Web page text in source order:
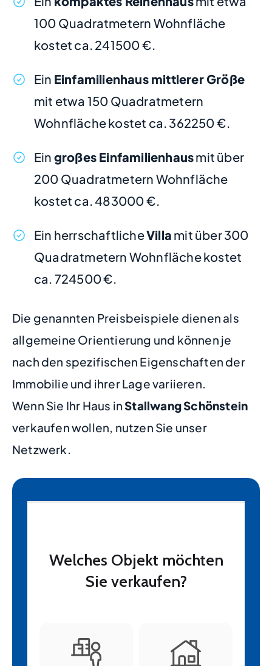
100 Quadratmetern Wohnfläche
kostet ca. 241500 €.
Ein Einfamilienhaus mittlerer Größe
mit etwa 150 Quadratmetern
Wohnfläche kostet ca. 362250 €.
Ein großes Einfamilienhausmit über
200 Quadratmetern Wohnfläche
kostet ca. 483000 €.
Ein herrschaftlicheVilla mit über 300
Quadratmetern Wohnfläche kostet
ca. 724500 €.
Die genannten Preisbeispiele dienen als
allgemeine Orientierung und können je
nach den spezifischen Eigenschaften der
Immobilie und ihrer Lage variieren.
Wenn Sie Ihr Haus inStallwang Schönstein
verkaufen wollen, nutzen Sie unser
Netzwerk.